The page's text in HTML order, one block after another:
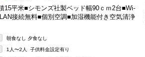
15平米■シモンズ社製ベッド幅90ｃｍ2台■Wi-
接続無料■個別空調■加湿機能付き空気清浄
朝食なし 夕食なし
1人〜2人 子供料金設定有り